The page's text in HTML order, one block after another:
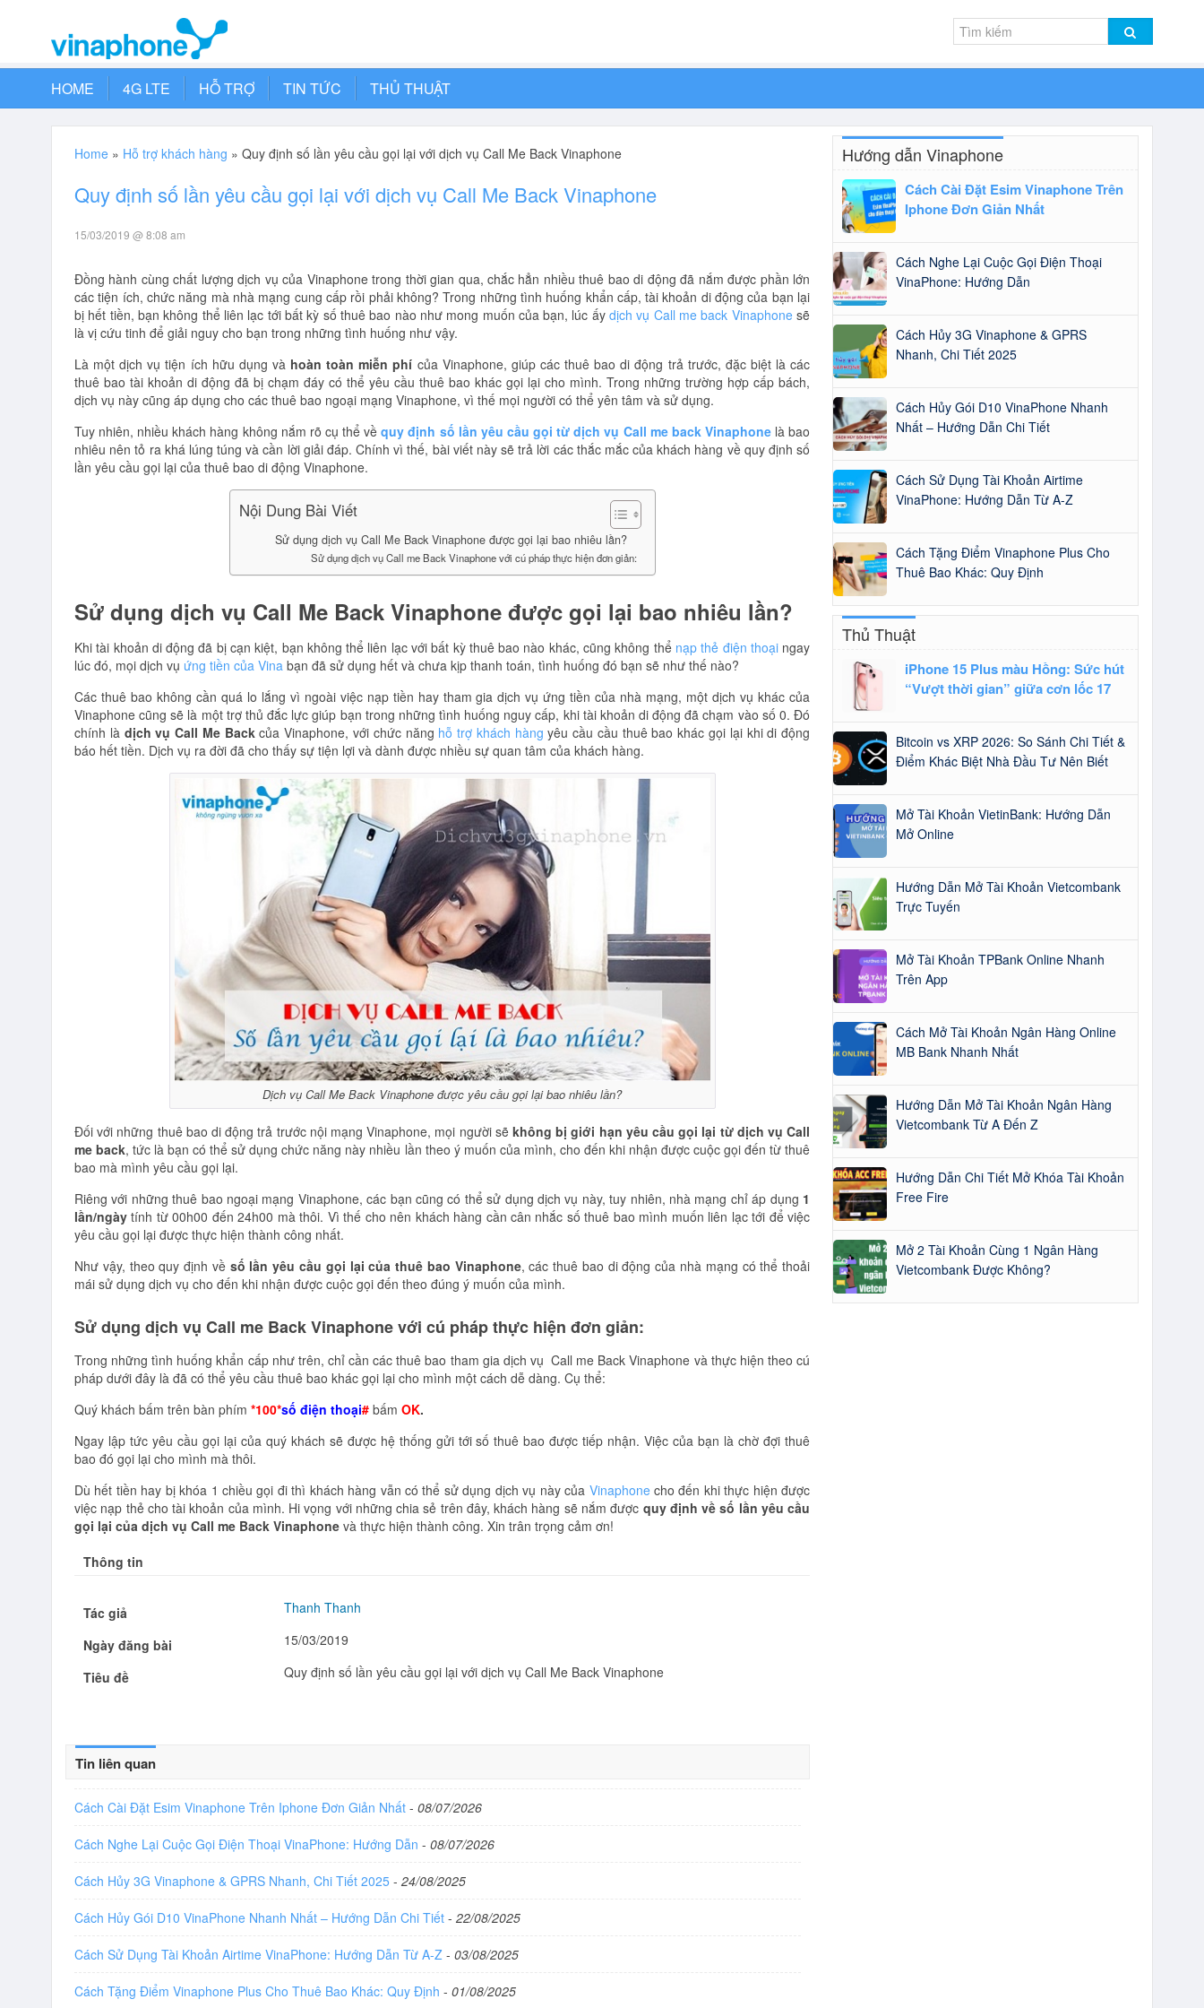
HOME 4G LTE HỖ TRỢ TIN TỨC THỦ THUẬT
Home » Hỗ trợ khách hàng » Quy định số lần yêu cầu gọi lại với dịch vụ Call Me Back Vinaphone
Quy định số lần yêu cầu gọi lại với dịch vụ Call Me Back Vinaphone
15/03/2019 @ 8:08 am
Đồng hành cùng chất lượng dịch vụ của Vinaphone trong thời gian qua, chắc hẳn nhiều thuê bao di động đã nắm được phần lớn
các tiện ích, chức năng mà nhà mạng cung cấp rồi phải không? Trong những tình huống khẩn cấp, tài khoản di động của bạn lại
bị hết tiền, bạn không thể liên lạc tới bất kỳ số thuê bao nào như mong muốn của bạn, lúc ấydịch vụ Call me back Vinaphonesẽ
là vị cứu tinh để giải nguy cho bạn trong những tình huống như vậy.
Là một dịch vụ tiện ích hữu dụng và hoàn toàn miễn phí của Vinaphone, giúp các thuê bao di động trả trước, đặc biệt là các
thuê bao tài khoản di động đã bị chạm đáy có thể yêu cầu thuê bao khác gọi lại cho mình. Trong những trường hợp cấp bách,
dịch vụ này cũng áp dụng cho các thuê bao ngoại mạng Vinaphone, vì thế mọi người có thể yên tâm và sử dụng.
Tuy nhiên, nhiều khách hàng không nắm rõ cụ thể vềquy định số lần yêu cầu gọi từ dịch vụ Call me back Vinaphonelà bao
nhiêu nên tỏ ra khá lúng túng và cần lời giải đáp. Chính vì thế, bài viết này sẽ trả lời các thắc mắc của khách hàng về quy định số
lần yêu cầu gọi lại của thuê bao di động Vinaphone.
Nội Dung Bài Viết
Sử dụng dịch vụ Call Me Back Vinaphone được gọi lại bao nhiêu lần?
Sử dụng dịch vụ Call me Back Vinaphone với cú pháp thực hiện đơn giản:
Sử dụng dịch vụ Call Me Back Vinaphone được gọi lại bao nhiêu lần?
Khi tài khoản di động đã bị cạn kiệt, bạn không thể liên lạc với bất kỳ thuê bao nào khác, cũng không thể nạp thẻ điện thoạingay
lúc đó, mọi dịch vụ ứng tiền của Vina bạn đã sử dụng hết và chưa kịp thanh toán, tình huống đó bạn sẽ như thế nào?
Các thuê bao không cần quá lo lắng vì ngoài việc nạp tiền hay tham gia dịch vụ ứng tiền của nhà mạng, một dịch vụ khác của
Vinaphone cũng sẽ là một trợ thủ đắc lực giúp bạn trong những tình huống nguy cấp, khi tài khoản di động đã chạm vào số 0. Đó
chính là dịch vụ Call Me Backcủa Vinaphone, với chức năng hỗ trợ khách hàng yêu cầu cầu thuê bao khác gọi lại khi di động
báo hết tiền. Dịch vụ ra đời đã cho thấy sự tiện lợi và dành được nhiều sự quan tâm của khách hàng.
Dịch vụ Call Me Back Vinaphone được yêu cầu gọi lại bao nhiêu lần?
Đối với những thuê bao di động trả trước nội mạng Vinaphone, mọi người sẽ không bị giới hạn yêu cầu gọi lại từ dịch vụ Call
me back, tức là bạn có thể sử dụng chức năng này nhiều lần theo ý muốn của mình, cho đến khi nhận được cuộc gọi đến từ thuê
bao mà mình yêu cầu gọi lại.
Riêng với những thuê bao ngoại mạng Vinaphone, các bạn cũng có thể sử dụng dịch vụ này, tuy nhiên, nhà mạng chỉ áp dụng 1
lần/ngày tính từ 00h00 đến 24h00 mà thôi. Vì thế cho nên khách hàng cần cân nhắc số thuê bao mình muốn liên lạc tới để việc
yêu cầu gọi lại được thực hiện thành công nhất.
Như vậy, theo quy định về số lần yêu cầu gọi lại của thuê bao Vinaphone, các thuê bao di động của nhà mạng có thể thoải
mái sử dụng dịch vụ cho đến khi nhận được cuộc gọi đến theo đúng ý muốn của mình.
Sử dụng dịch vụ Call me Back Vinaphone với cú pháp thực hiện đơn giản:
Trong những tình huống khẩn cấp như trên, chỉ cần các thuê bao tham gia dịch vụ Call me Back Vinaphone và thực hiện theo cú
pháp dưới đây là đã có thể yêu cầu thuê bao khác gọi lại cho mình một cách dễ dàng. Cụ thể:
Quý khách bấm trên bàn phím *100*số điện thoại# bấm OK.
Ngay lập tức yêu cầu gọi lại của quý khách sẽ được hệ thống gửi tới số thuê bao được tiếp nhận. Việc của bạn là chờ đợi thuê
bao đó gọi lại cho mình mà thôi.
Dù hết tiền hay bị khóa 1 chiều gọi đi thì khách hàng vẫn có thể sử dụng dịch vụ này của Vinaphonecho đến khi thực hiện được
việc nạp thẻ cho tài khoản của mình. Hi vọng với những chia sẻ trên đây, khách hàng sẽ nắm được quy định về số lần yêu cầu
gọi lại của dịch vụ Call me Back Vinaphone và thực hiện thành công. Xin trân trọng cảm ơn!
Thông tin
Tác giả Thanh Thanh
Ngày đăng bài 15/03/2019
Tiêu đề Quy định số lần yêu cầu gọi lại với dịch vụ Call Me Back Vinaphone
Tin liên quan
Cách Cài Đặt Esim Vinaphone Trên Iphone Đơn Giản Nhất - 08/07/2026
Cách Nghe Lại Cuộc Gọi Điện Thoại VinaPhone: Hướng Dẫn - 08/07/2026
Cách Hủy 3G Vinaphone & GPRS Nhanh, Chi Tiết 2025 - 24/08/2025
Cách Hủy Gói D10 VinaPhone Nhanh Nhất – Hướng Dẫn Chi Tiết - 22/08/2025
Cách Sử Dụng Tài Khoản Airtime VinaPhone: Hướng Dẫn Từ A-Z - 03/08/2025
Cách Tặng Điểm Vinaphone Plus Cho Thuê Bao Khác: Quy Định - 01/08/2025
Hướng dẫn Vinaphone
Cách Cài Đặt Esim Vinaphone Trên
Iphone Đơn Giản Nhất
Cách Nghe Lại Cuộc Gọi Điện Thoại
VinaPhone: Hướng Dẫn
Cách Hủy 3G Vinaphone & GPRS
Nhanh, Chi Tiết 2025
Cách Hủy Gói D10 VinaPhone Nhanh
Nhất – Hướng Dẫn Chi Tiết
Cách Sử Dụng Tài Khoản Airtime
VinaPhone: Hướng Dẫn Từ A-Z
Cách Tặng Điểm Vinaphone Plus Cho
Thuê Bao Khác: Quy Định
Thủ Thuật
iPhone 15 Plus màu Hồng: Sức hút
“Vượt thời gian” giữa cơn lốc 17
Bitcoin vs XRP 2026: So Sánh Chi Tiết &
Điểm Khác Biệt Nhà Đầu Tư Nên Biết
Mở Tài Khoản VietinBank: Hướng Dẫn
Mở Online
Hướng Dẫn Mở Tài Khoản Vietcombank
Trực Tuyến
Mở Tài Khoản TPBank Online Nhanh
Trên App
Cách Mở Tài Khoản Ngân Hàng Online
MB Bank Nhanh Nhất
Hướng Dẫn Mở Tài Khoản Ngân Hàng
Vietcombank Từ A Đến Z
Hướng Dẫn Chi Tiết Mở Khóa Tài Khoản
Free Fire
Mở 2 Tài Khoản Cùng 1 Ngân Hàng
Vietcombank Được Không?